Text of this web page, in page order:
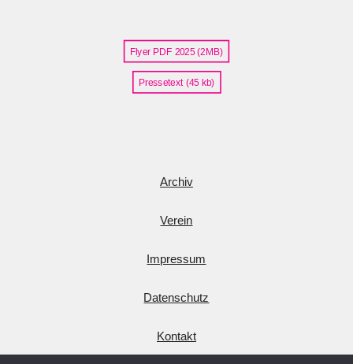
Flyer PDF 2025 (2MB)
Pressetext (45 kb)
Archiv
Verein
Impressum
Datenschutz
Kontakt